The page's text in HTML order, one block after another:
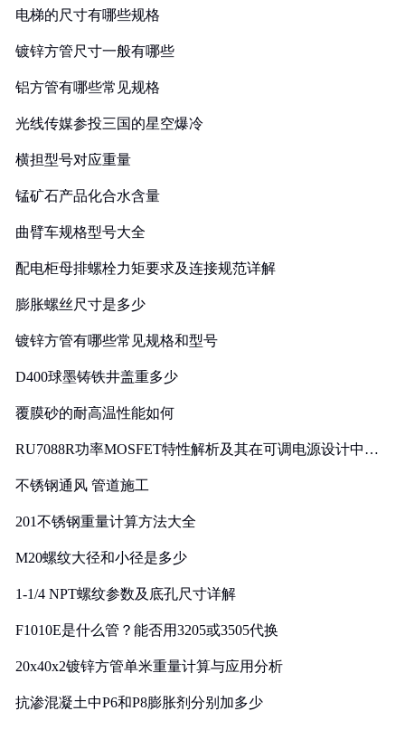
电梯的尺寸有哪些规格
镀锌方管尺寸一般有哪些
铝方管有哪些常见规格
光线传媒参投三国的星空爆冷
横担型号对应重量
锰矿石产品化合水含量
曲臂车规格型号大全
配电柜母排螺栓力矩要求及连接规范详解
膨胀螺丝尺寸是多少
镀锌方管有哪些常见规格和型号
D400球墨铸铁井盖重多少
覆膜砂的耐高温性能如何
RU7088R功率MOSFET特性解析及其在可调电源设计中的
不锈钢通风 管道施工
201不锈钢重量计算方法大全
M20螺纹大径和小径是多少
1-1/4 NPT螺纹参数及底孔尺寸详解
F1010E是什么管？能否用3205或3505代换
20x40x2镀锌方管单米重量计算与应用分析
抗渗混凝土中P6和P8膨胀剂分别加多少